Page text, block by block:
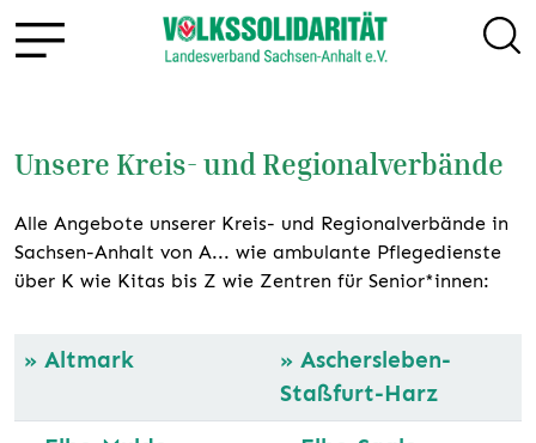
Unsere Kreis- und Regionalverbände
Alle Angebote unserer Kreis- und Regionalverbände in
Sachsen-Anhalt von A... wie ambulante Pflegedienste
über K wie Kitas bis Z wie Zentren für Senior*innen:
» Altmark » Aschersleben-
Staßfurt-Harz